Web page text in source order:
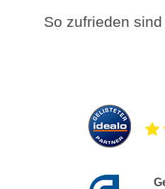
So zufrieden